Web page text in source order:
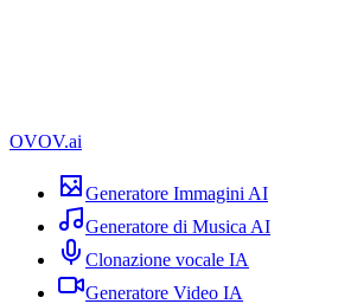
OVOV.ai
Generatore Immagini AI
Generatore di Musica AI
Clonazione vocale IA
Generatore Video IA